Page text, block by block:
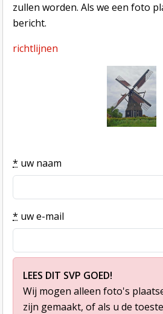
zullen worden. Als we een foto
bericht.
richtlijnen
* uw naam
* uw e-mail
LEES DIT SVP GOED!
Wij mogen alleen foto's
zijn gemaakt, of als u de